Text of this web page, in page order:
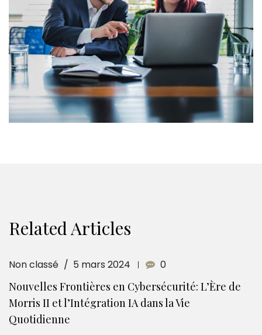
Related Articles
Non classé 5 mars 2024 0
Nouvelles Frontières en Cybersécurité: L’Ère de
Morris II et l’Intégration IA dans la Vie
Quotidienne